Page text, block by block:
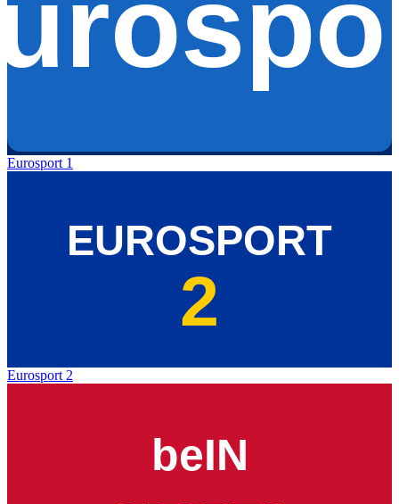
Eurosport 1
Eurosport 2